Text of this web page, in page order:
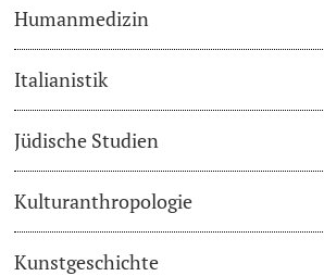
Soziales & Gesundheit
Koordinationsstelle für Geflüchtete
Beratungswegweiser
Humanmedizin
Italianistik
Jüdische Studien
Kulturanthropologie
Kunstgeschichte